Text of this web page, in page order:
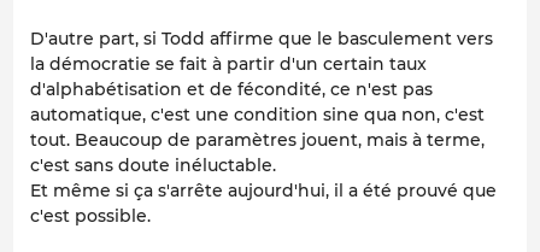
D'autre part, si Todd affirme que le basculement vers
la démocratie se fait à partir d'un certain taux
d'alphabétisation et de fécondité, ce n'est pas
automatique, c'est une condition sine qua non, c'est
tout. Beaucoup de paramètres jouent, mais à terme,
c'est sans doute inéluctable.
Et même si ça s'arrête aujourd'hui, il a été prouvé que
c'est possible.